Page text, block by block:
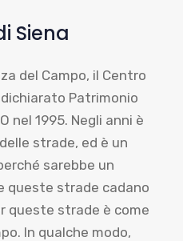
Siena
del Campo, il Centro
Patrimonio
nel 1995. Negli anni è
strade, ed è un
sarebbe un
queste strade cadano
queste strade è come
In qualche modo,